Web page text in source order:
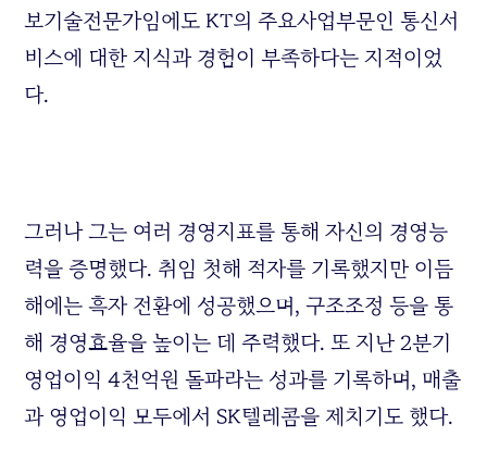
보기술전문가임에도 KT의 주요사업부문인 통신서
비스에 대한 지식과 경험이 부족하다는 지적이었
다.
그러나 그는 여러 경영지표를 통해 자신의 경영능
력을 증명했다. 취임 첫해 적자를 기록했지만 이듬
해에는 흑자 전환에 성공했으며, 구조조정 등을 통
해 경영효율을 높이는 데 주력했다. 또 지난 2분기
영업이익 4천억원 돌파라는 성과를 기록하며, 매출
과 영업이익 모두에서 SK텔레콤을 제치기도 했다.